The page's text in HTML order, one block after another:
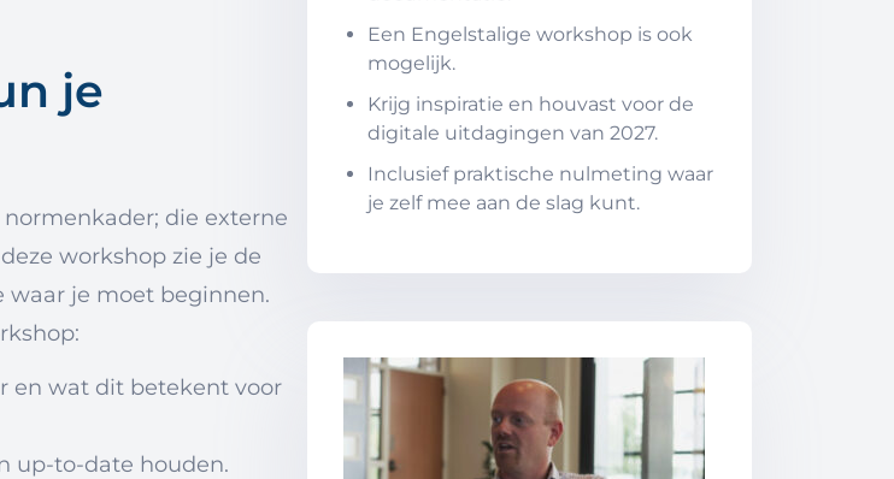
je
die externe
workshop zie je de
waar je moet beginnen.
en wat dit betekent voor
up-to-date houden.
Een Engelstalige workshop is ook
mogelijk.
Krijg inspiratie en houvast voor de
digitale uitdagingen van 2027.
Inclusief praktische nulmeting waar
je zelf mee aan de slag kunt.